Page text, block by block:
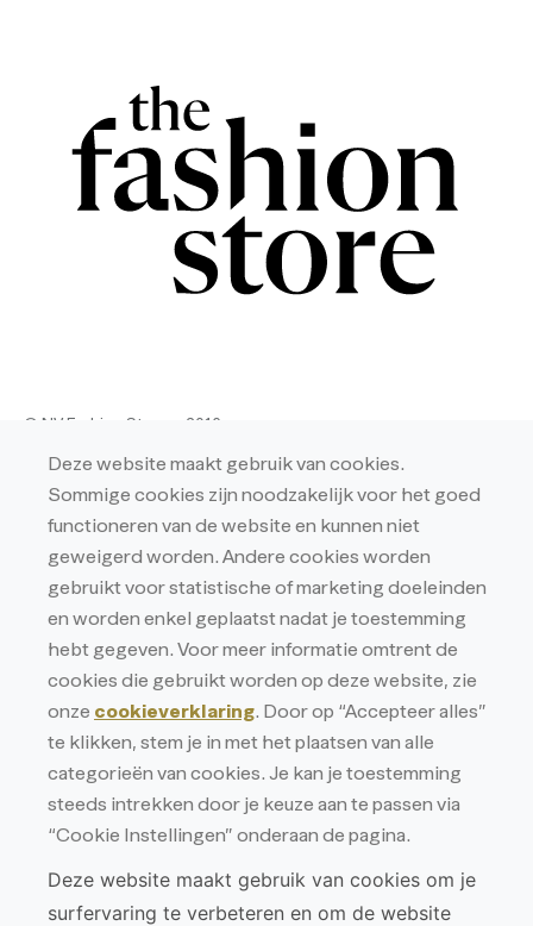
© NV Fashion Store – 2016
Hulstsestraat 6 – 2431 Veerle-Laakdal
Privacy
Privacyverklaring
Cookieverklaring
Deze website maakt gebruik van cookies.
Sommige cookies zijn noodzakelijk voor het goed
functioneren van de website en kunnen niet
geweigerd worden. Andere cookies worden
gebruikt voor statistische of marketing doeleinden
en worden enkel geplaatst nadat je toestemming
hebt gegeven. Voor meer informatie omtrent de
cookies die gebruikt worden op deze website, zie
onze cookieverklaring. Door op “Accepteer alles”
te klikken, stem je in met het plaatsen van alle
categorieën van cookies. Je kan je toestemming
steeds intrekken door je keuze aan te passen via
“Cookie Instellingen” onderaan de pagina.
Deze website maakt gebruik van cookies om je
surfervaring te verbeteren en om de website